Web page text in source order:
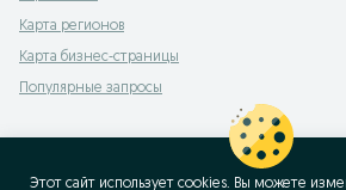
Карта регионов
Карта бизнес-страницы
Популярные запросы
Этот сайт использует cookies. Вы можете